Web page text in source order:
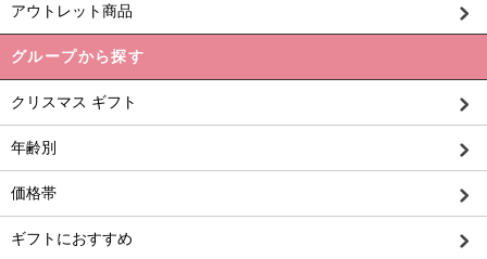
アウトレット商品
グループから探す
クリスマス ギフト
年齢別
価格帯
ギフトにおすすめ